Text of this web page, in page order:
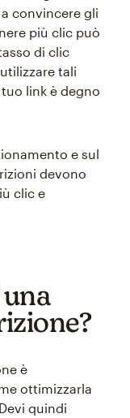
convincere gli
più clic può
di clic
tali
link è degno
e sul
devono
clic e
è
ottimizzarla
quindi